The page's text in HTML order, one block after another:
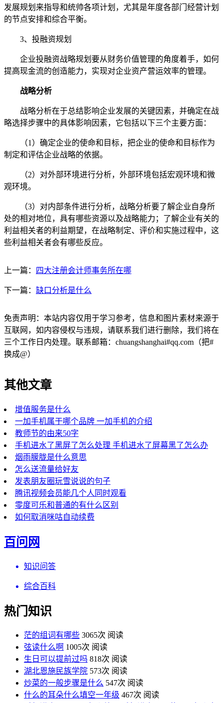
发展规划来指导和统帅各项计划，尤其是年度各部门经营计划
的节点安排和综合平衡。
3、投融资规划
企业投融资战略规划要从财务价值管理的角度着手，如何
提高现金流的创造能力，实现对企业资产营运效率的管理。
战略分析
战略分析在于总结影响企业发展的关键因素，并确定在战
略选择步骤中的具体影响因素，它包括以下三个主要方面：
（1）确定企业的使命和目标，把企业的使命和目标作为
制定和评估企业战略的依据。
（2）对外部环境进行分析，外部环境包括宏观环境和微
观环境。
（3）对内部条件进行分析，战略分析要了解企业自身所
处的相对地位，具有哪些资源以及战略能力；了解企业有关的
利益相关者的利益期望，在战略制定、评价和实施过程中，这
些利益相关者会有哪些反应。
上一篇： 四大注册会计师事务所在哪
下一篇： 缺口分析是什么
免责声明：本站内容仅用于学习参考，信息和图片素材来源于
互联网，如内容侵权与违规，请联系我们进行删除，我们将在
三个工作日内处理。联系邮箱：chuangshanghai#qq.com（把#
换成@）
其他文章
增值服务是什么
一加手机属于哪个品牌 一加手机的介绍
教师节的由来50字
手机进水了黑屏了怎么处理 手机进水了屏幕黑了怎么办
烟雨朦胧是什么意思
怎么送流量给好友
发表朋友圈玩雪说说的句子
腾讯视频会员能几个人同时观看
零度可乐和普通的有什么区别
如何取消咪咕自动续费
百问网
知识问答
综合百科
热门知识
茫的组词有哪些 3065次 阅读
弦读什么啊 1005次 阅读
生日可以提前过吗 818次 阅读
湖北恩施民族学院 573次 阅读
炒菜的一般步骤是什么 547次 阅读
什么的耳朵什么填空一年级 467次 阅读